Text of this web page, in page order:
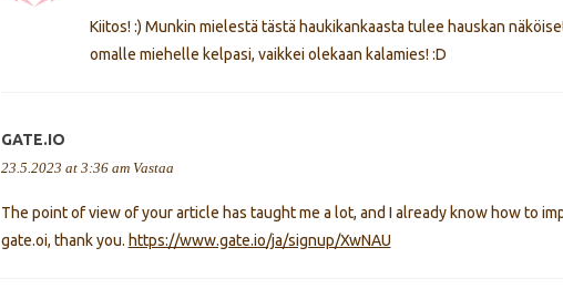
Kiitos! :) Munkin mielestä tästä haukikankaasta tulee hauskan
omalle miehelle kelpasi, vaikkei olekaan kalamies! :D
GATE.IO
23.5.2023 at 3:36 am Vastaa
The point of view of your article has taught me a lot, and I already know how to
gate.oi, thank you. https://www.gate.io/ja/signup/XwNAU